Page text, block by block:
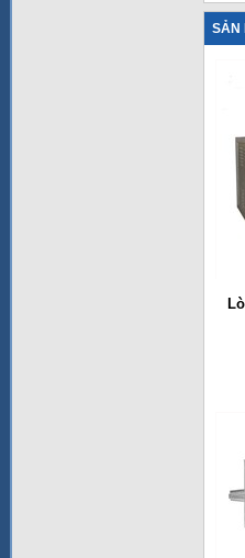
SẢN